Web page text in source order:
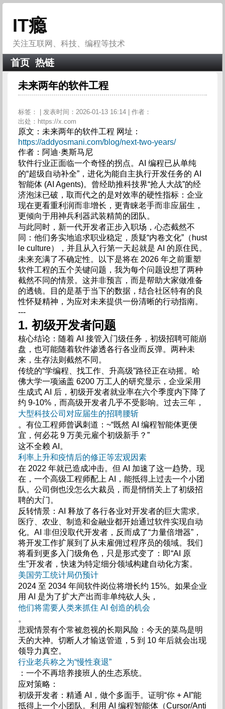
IT瘾
关注互联网、科技、编程等技术
首页 热链
未来两年的软件工程
标签：
| 发表时间：2026-01-13 16:14 | 作者：
出处：https://x.com
原文：未来两年的软件工程 网址：
https://addyosmani.com/blog/next-two-years/
作者：阿迪·奥斯马尼
软件行业正面临一个奇怪的拐点。AI 编程已从单纯
的“超级自动补全”，进化为能自主执行开发任务的 AI
智能体 (AI Agents)。曾经助推科技界“抢人大战”的经
济泡沫已破，取而代之的是对效率的硬性指标：企业
现在更看重利润而非增长，更青睐老手而非应届生，
更倾向于用神兵利器武装精简的团队。
与此同时，新一代开发者正步入职场，心态截然不
同：他们务实地追求职业稳定，质疑“内卷文化”（hust
le culture），并且从入行第一天起就是 AI 的原住民。
未来充满了不确定性。以下是将在 2026 年之前重塑
软件工程的五个关键问题，我为每个问题设想了两种
截然不同的情景。这并非预言，而是帮助大家做准备
的透镜。目的是基于当下的数据，结合社区特有的良
性怀疑精神，为应对未来提供一份清晰的行动指南。
---
1. 初级开发者问题
核心结论：随着 AI 接管入门级任务，初级招聘可能崩
盘，也可能随着软件渗透各行各业而反弹。两种未
来，生存法则截然不同。
传统的“学编程、找工作、升高级”路径正在动摇。哈
佛大学一项涵盖 6200 万工人的研究显示，企业采用
生成式 AI 后，初级开发者就业率在六个季度内下降了
约 9-10%，而高级开发者几乎不受影响。过去三年，
大型科技公司对应届生的招聘腰斩
。有位工程师曾讽刺道：~“既然 AI 编程智能体更便
宜，何必花 9 万美元雇个初级新手？”
这不全赖 AI。
利率上升和疫情后的修正等宏观因素
在 2022 年就已造成冲击。但 AI 加速了这一趋势。现
在，一个高级工程师配上 AI，能抵得上过去一个小团
队。公司倒也没怎么大裁员，而是悄悄关上了初级招
聘的大门。
反转情景：AI 释放了各行各业对开发者的巨大需求。
医疗、农业、制造和金融业都开始通过软件实现自动
化。AI 非但没取代开发者，反而成了“力量倍增器”，
将开发工作扩展到了从未雇佣过程序员的领域。我们
将看到更多入门级角色，只是形式变了：即“AI 原
生”开发者，快速为特定细分领域构建自动化方案。
美国劳工统计局仍预计
2024 至 2034 年间软件岗位将增长约 15%。如果企业
用 AI 是为了扩大产出而非单纯砍人头，
他们将需要人类来抓住 AI 创造的机会
。
悲观情景有个常被忽视的长期风险：今天的菜鸟是明
天的大神。切断人才输送管道，5 到 10 年后就会出现
领导力真空。
行业老兵称之为“慢性衰退”
：一个不再培养接班人的生态系统。
应对策略：
初级开发者：精通 AI，做个多面手。证明“你 + AI”能
抵得上一个小团队。利用 AI 编程智能体（Cursor/Anti